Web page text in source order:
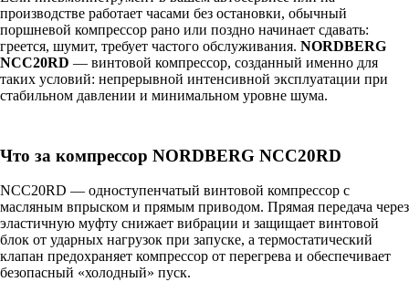
производстве работает часами без остановки, обычный
поршневой компрессор рано или поздно начинает сдавать:
греется, шумит, требует частого обслуживания. NORDBERG
NCC20RD — винтовой компрессор, созданный именно для
таких условий: непрерывной интенсивной эксплуатации при
стабильном давлении и минимальном уровне шума.
Что за компрессор NORDBERG NCC20RD
NCC20RD — одноступенчатый винтовой компрессор с
масляным впрыском и прямым приводом. Прямая передача через
эластичную муфту снижает вибрации и защищает винтовой
блок от ударных нагрузок при запуске, а термостатический
клапан предохраняет компрессор от перегрева и обеспечивает
безопасный «холодный» пуск.